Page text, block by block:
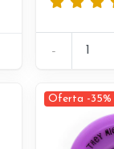
-
Oferta -35%